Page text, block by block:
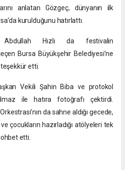
anlatan Gözgeç, dünyanın ilk
kurulduğunu hatırlattı.
Abdullah Hızlı da festivalin
Bursa Büyükşehir Belediyesi’ne
etti.
Vekili Şahin Biba ve protokol
ile hatıra fotoğrafı çektirdi.
da sahne aldığı gecede,
çocukların hazırladığı atölyeleri tek
etti.